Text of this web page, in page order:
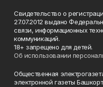
Свидетельство о
27.07.2012 выдано
связи, информационных
коммуникаций.
18+ запрещено для детей.
Об использовании
Общественная
электронной газеты